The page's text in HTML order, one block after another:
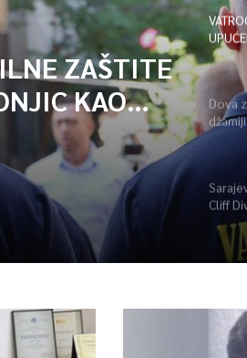
ZAŠTITE
KAO
POŽARA
Dova
BiH
Cliff